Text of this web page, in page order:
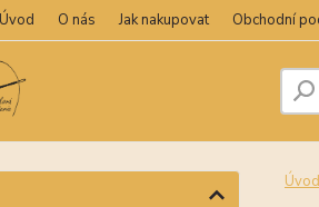
Úvod O nás Jak nakupovat Obchodní
Úvod